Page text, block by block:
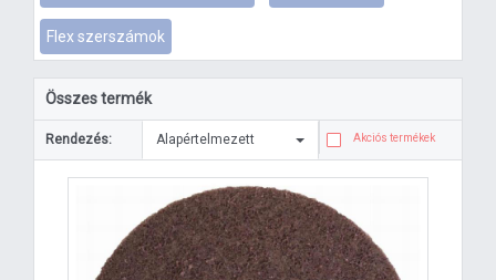
Flex szerszámok
Összes termék
Rendezés: Alapértelmezett Akciós termékek